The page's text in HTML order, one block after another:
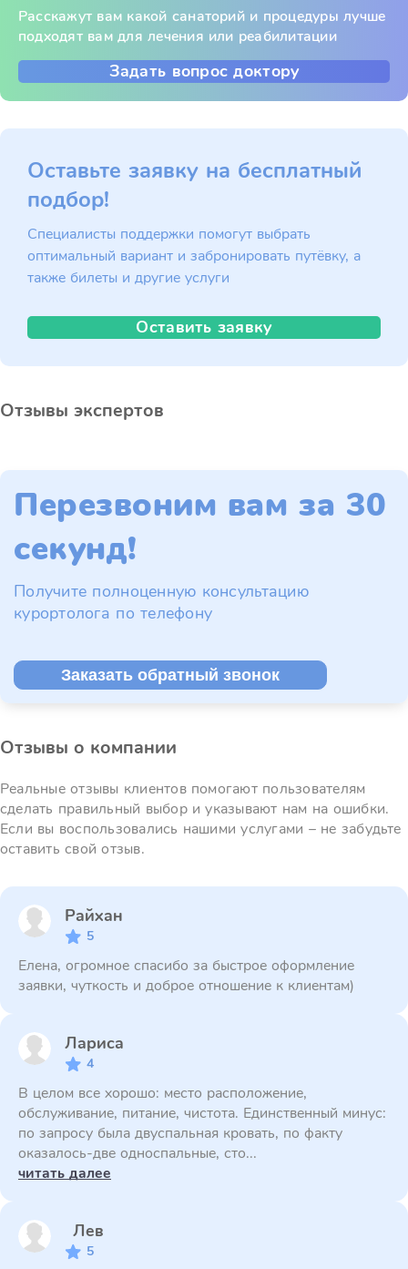
Расскажут вам какой санаторий и процедуры лучше
подходят вам для лечения или реабилитации
Задать вопрос доктору
Оставьте заявку на бесплатный
подбор!
Специалисты поддержки помогут выбрать
оптимальный вариант и забронировать путёвку, а
также билеты и другие услуги
Оставить заявку
Отзывы экспертов
Перезвоним вам за 30
секунд!
Получите полноценную консультацию
курортолога по телефону
Заказать обратный звонок
Отзывы о компании
Реальные отзывы клиентов помогают пользователям
сделать правильный выбор и указывают нам на ошибки.
Если вы воспользовались нашими услугами – не забудьте
оставить свой отзыв.
Райхан
5
Елена, огромное спасибо за быстрое оформление
заявки, чуткость и доброе отношение к клиентам)
Лариса
4
В целом все хорошо: место расположение,
обслуживание, питание, чистота. Единственный минус:
по запросу была двуспальная кровать, по факту
оказалось-две односпальные, сто...
читать далее
Лев
5